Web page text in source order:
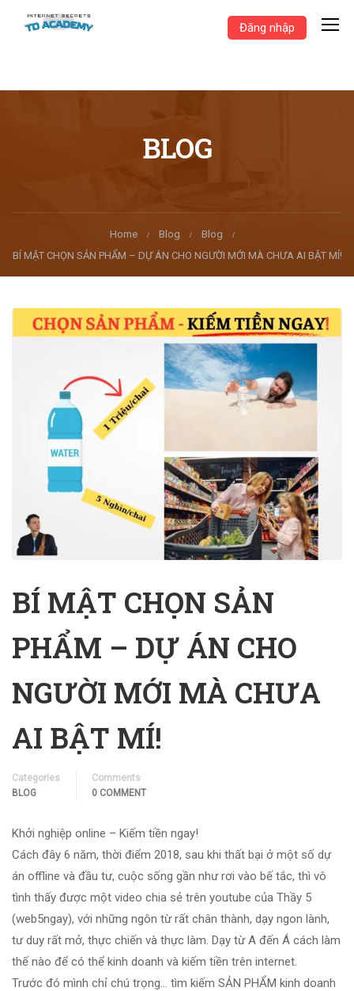
Đăng nhập
BLOG
Home Blog
Blog
BÍ MẬT CHỌN SẢN PHẨM – DỰ ÁN CHO NGƯỜI MỚI MÀ CHƯA AI BẬT MÍ!
BÍ MẬT CHỌN SẢN
PHẨM – DỰ ÁN CHO
NGƯỜI MỚI MÀ CHƯA
AI BẬT MÍ!
Categories
BLOG
Comments
0 COMMENT
Khởi nghiệp online – Kiếm tiền ngay!
Cách đây 6 năm, thời điểm 2018, sau khi thất bại ở một số dự
án offline và đầu tư, cuộc sống gần như rơi vào bế tắc, thì vô
tình thấy được một video chia sẻ trên youtube của Thầy 5
(web5ngay), với những ngôn từ rất chân thành, dạy ngon lành,
tư duy rất mở, thực chiến và thực làm. Dạy từ A đến Á cách làm
thế nào để có thể kinh doanh và kiếm tiền trên internet.
Trước đó mình chỉ chú trọng… tìm kiếm SẢN PHẨM kinh doanh